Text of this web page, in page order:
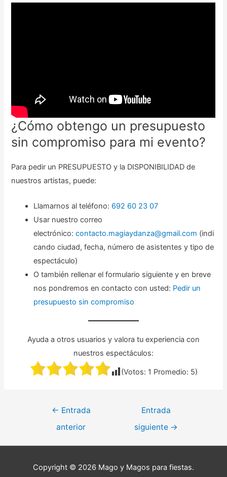
¿Cómo obtengo un presupuesto
sin compromiso para mi evento?
Para pedir un PRESUPUESTO y la DISPONIBILIDAD de
nuestros artistas, puede:
Llamarnos al teléfono: 692 60 23 07
Usar nuestro correo
electrónico:contacto.magiaydanza@gmail.com (indi
cando ciudad, fecha, número de asistentes y tipo de
espectáculo)
O también rellenar el formulario siguiente y en breve
nos pondremos en contacto con usted: Pedir un
presupuesto sin compromiso
Ayuda a otros usuarios y valora tu experiencia con
nuestros espectáculos:
(Votos: 1 Promedio: 5)
Navegación
← Entrada
anterior
Entrada
siguiente →
Copyright © 2026 Mago y Magos para fiestas.